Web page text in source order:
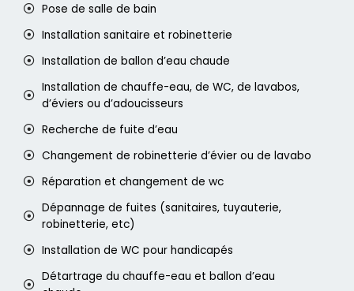
Pose de salle de bain
Installation sanitaire et robinetterie
Installation de ballon d’eau chaude
Installation de chauffe-eau, de WC, de lavabos,
d’éviers ou d’adoucisseurs
Recherche de fuite d’eau
Changement de robinetterie d’évier ou de lavabo
Réparation et changement de wc
Dépannage de fuites (sanitaires, tuyauterie,
robinetterie, etc)
Installation de WC pour handicapés
Détartrage du chauffe-eau et ballon d’eau